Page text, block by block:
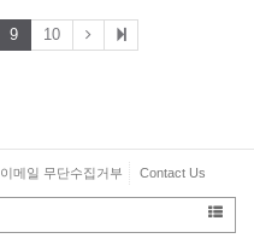
9 10
이메일 무단수집거부 Contact Us